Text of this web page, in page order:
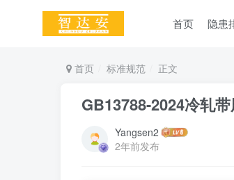
首页 隐患
首页 标准规范 正文
GB13788-2024冷轧
Yangsen2
2年前发布